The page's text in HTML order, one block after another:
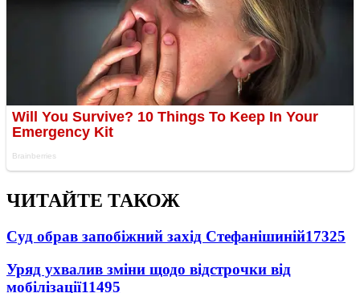
ЧИТАЙТЕ ТАКОЖ
Суд обрав запобіжний захід Стефанішиній17325
Уряд ухвалив зміни щодо відстрочки від
мобілізації11495